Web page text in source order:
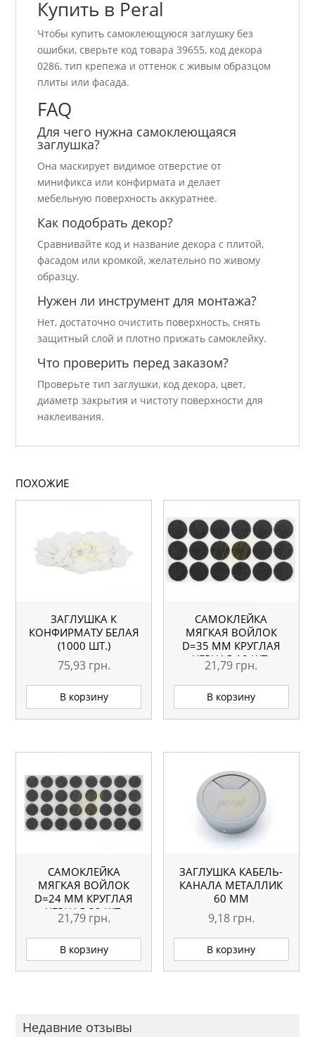
Купить в Peral
Чтобы купить самоклеющуюся заглушку без
ошибки, сверьте код товара 39655, код декора
0286, тип крепежа и оттенок с живым образцом
плиты или фасада.
FAQ
Для чего нужна самоклеющаяся
заглушка?
Она маскирует видимое отверстие от
минификса или конфирмата и делает
мебельную поверхность аккуратнее.
Как подобрать декор?
Сравнивайте код и название декора с плитой,
фасадом или кромкой, желательно по живому
образцу.
Нужен ли инструмент для монтажа?
Нет, достаточно очистить поверхность, снять
защитный слой и плотно прижать самоклейку.
Что проверить перед заказом?
Проверьте тип заглушки, код декора, цвет,
диаметр закрытия и чистоту поверхности для
наклеивания.
ПОХОЖИЕ
ЗАГЛУШКА К
КОНФИРМАТУ БЕЛАЯ
(1000 ШТ.)
75,93 грн.
В корзину
САМОКЛЕЙКА
МЯГКАЯ ВОЙЛОК
D=35 ММ КРУГЛАЯ
ЧЕРНАЯ 18 ШТ.
21,79 грн.
В корзину
САМОКЛЕЙКА
МЯГКАЯ ВОЙЛОК
D=24 ММ КРУГЛАЯ
ЧЕРНАЯ 32 ШТ.
21,79 грн.
В корзину
ЗАГЛУШКА КАБЕЛЬ-
КАНАЛА МЕТАЛЛИК
60 ММ
9,18 грн.
В корзину
Недавние отзывы